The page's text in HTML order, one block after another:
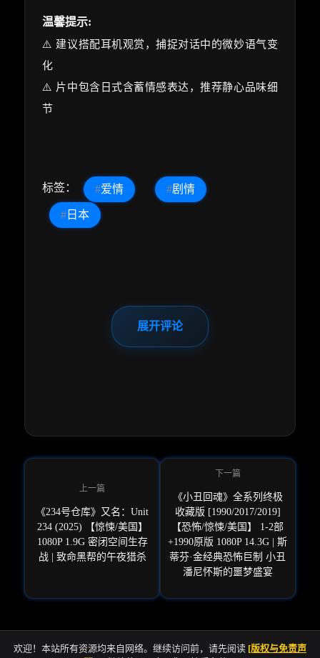
温馨提示:
⚠️ 建议搭配耳机观赏，捕捉对话中的微妙语气变
化
⚠️ 片中包含日式含蓄情感表达，推荐静心品味细
节
标签： #爱情 #剧情
# 日本
展开评论
《234号仓库》又名：Unit
234 (2025) 【惊悚/美国】
1080P 1.9G 密闭空间生存
战 | 致命黑帮的午夜猎杀
《小丑回魂》全系列终极
收藏版 [1990/2017/2019]
【恐怖/惊悚/美国】 1-2部
+1990原版 1080P 14.3G | 斯
蒂芬·金经典恐怖巨制 小丑
潘尼怀斯的噩梦盛宴
欢迎！本站所有资源均来自网络。继续访问前，请先阅读 [版权与免责声